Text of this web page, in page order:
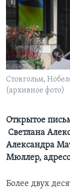
Learning English
СОЦИАЛЬНЫЕ СЕТИ
Языки
Стокгольм,
(архивное фото)
Открытое
Светлана
Александра
Мюллер,
Более двух